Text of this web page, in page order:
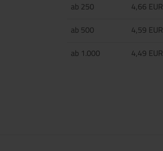
ab 250
4,66 EUR
ab 500
4,59 EUR
ab 1.000
4,49 EUR